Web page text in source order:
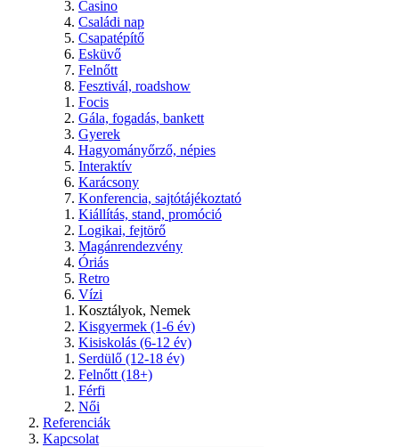
Casino
Családi nap
Csapatépítő
Esküvő
Felnőtt
Fesztivál, roadshow
Focis
Gála, fogadás, bankett
Gyerek
Hagyományőrző, népies
Interaktív
Karácsony
Konferencia, sajtótájékoztató
Kiállítás, stand, promóció
Logikai, fejtörő
Magánrendezvény
Óriás
Retro
Vízi
Kosztályok, Nemek
Kisgyermek (1-6 év)
Kisiskolás (6-12 év)
Serdülő (12-18 év)
Felnőtt (18+)
Férfi
Női
Referenciák
Kapcsolat